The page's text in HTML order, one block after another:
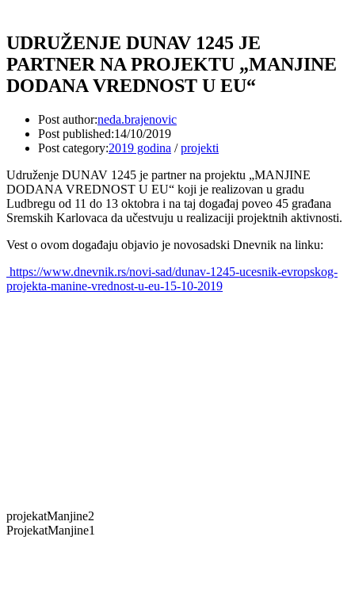
UDRUŽENJE DUNAV 1245 JE
PARTNER NA PROJEKTU „MANJINE
DODANA VREDNOST U EU“
Post author:neda.brajenovic
Post published:14/10/2019
Post category:2019 godina / projekti
Udruženje DUNAV 1245 je partner na projektu „MANJINE
DODANA VREDNOST U EU“ koji je realizovan u gradu
Ludbregu od 11 do 13 oktobra i na taj događaj poveo 45 građana
Sremskih Karlovaca da učestvuju u realizaciji projektnih aktivnosti.
Vest o ovom događaju objavio je novosadski Dnevnik na linku:
https://www.dnevnik.rs/novi-sad/dunav-1245-ucesnik-evropskog-
projekta-manine-vrednost-u-eu-15-10-2019
projekatManjine2
ProjekatManjine1